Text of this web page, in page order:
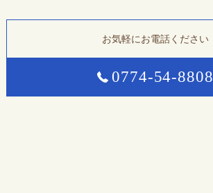
お気軽にお電話ください
0774-54-8808